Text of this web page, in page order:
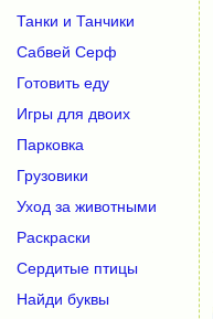
Танки и Танчики
Сабвей Серф
Готовить еду
Игры для двоих
Парковка
Грузовики
Уход за животными
Раскраски
Сердитые птицы
Найди буквы